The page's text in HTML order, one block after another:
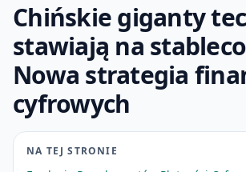
Chińskie giganty
stawiają na
Nowa strategia
cyfrowych
NA TEJ STRONIE